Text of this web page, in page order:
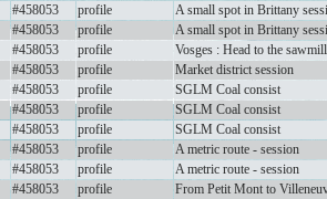
#458053 profile
A small spot in Brittany
#458053 profile
A small spot in Brittany
#458053 profile
Vosges : Head to the
#458053 profile
Market district session
#458053 profile
SGLM Coal consist
#458053 profile
SGLM Coal consist
#458053 profile
SGLM Coal consist
#458053 profile
A metric route - session
#458053 profile
A metric route - session
#458053 profile
From Petit Mont to